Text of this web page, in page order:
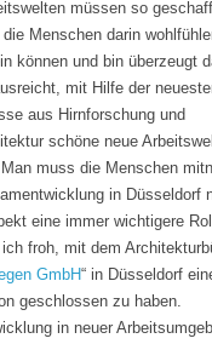
müssen so
Menschen darin
können und bin überzeugt
mit Hilfe der
aus Hirnforschung und
schöne neue
muss die Menschen
in Düsseldorf
eine immer wichtigere
ich froh, mit dem
GmbH“ in Düsseldorf
geschlossen zu haben.
in neuer